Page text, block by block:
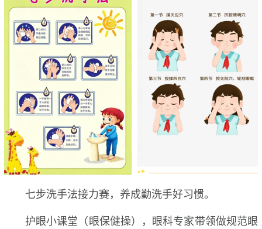
七步洗手法接力赛，养成勤洗手好习惯。
护眼小课堂（眼保健操），眼科专家带领做规范眼